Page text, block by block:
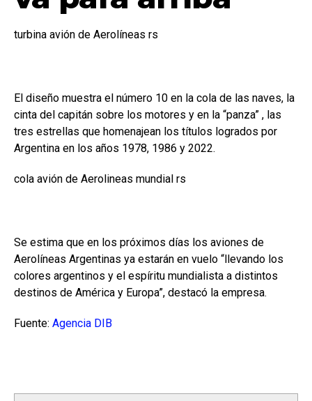
turbina avión de Aerolíneas rs
El diseño muestra el número 10 en la cola de las naves, la
cinta del capitán sobre los motores y en la “panza” , las
tres estrellas que homenajean los títulos logrados por
Argentina en los años 1978, 1986 y 2022.
cola avión de Aerolineas mundial rs
Se estima que en los próximos días los aviones de
Aerolíneas Argentinas ya estarán en vuelo “llevando los
colores argentinos y el espíritu mundialista a distintos
destinos de América y Europa”, destacó la empresa.
Fuente: Agencia DIB